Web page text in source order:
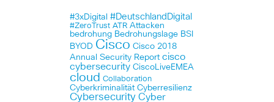
#3xDigital #DeutschlandDigital
#ZeroTrust ATR Attacken
bedrohung Bedrohungslage BSI
BYOD Cisco Cisco 2018
Annual Security Report cisco
cybersecurity CiscoLiveEMEA
cloud Collaboration
Cyberkriminalität Cyberresilienz
Cybersecurity Cyber